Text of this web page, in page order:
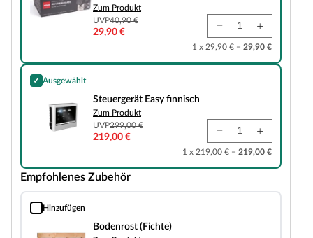
Zum Produkt
UVP40,90 €
29,90 €
1 x 29,90 € = 29,90 €
✓ Ausgewählt
Steuergerät Easy finnisch
Steuergerät Easy finnisch
Zum Produkt
UVP299,00 €
219,00 €
1 x 219,00 € = 219,00 €
Empfohlenes Zubehör
Hinzufügen
Bodenrost (Fichte)
Bodenrost (Fichte)